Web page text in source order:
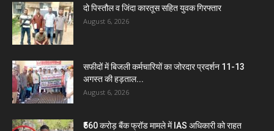
दो पिस्तौल व जिंदा कारतूस सहित युवक गिरफ्तार
August 6, 2026
सफीदों में बिजली कर्मचारियों का जोरदार प्रदर्शन 11-13
अगस्त की हड़ताल...
August 6, 2026
₹560 करोड़ बैंक फ्रॉड मामले में IAS अधिकारी को राहत